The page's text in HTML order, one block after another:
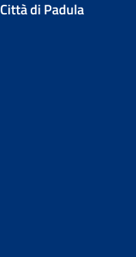
Città di Padula